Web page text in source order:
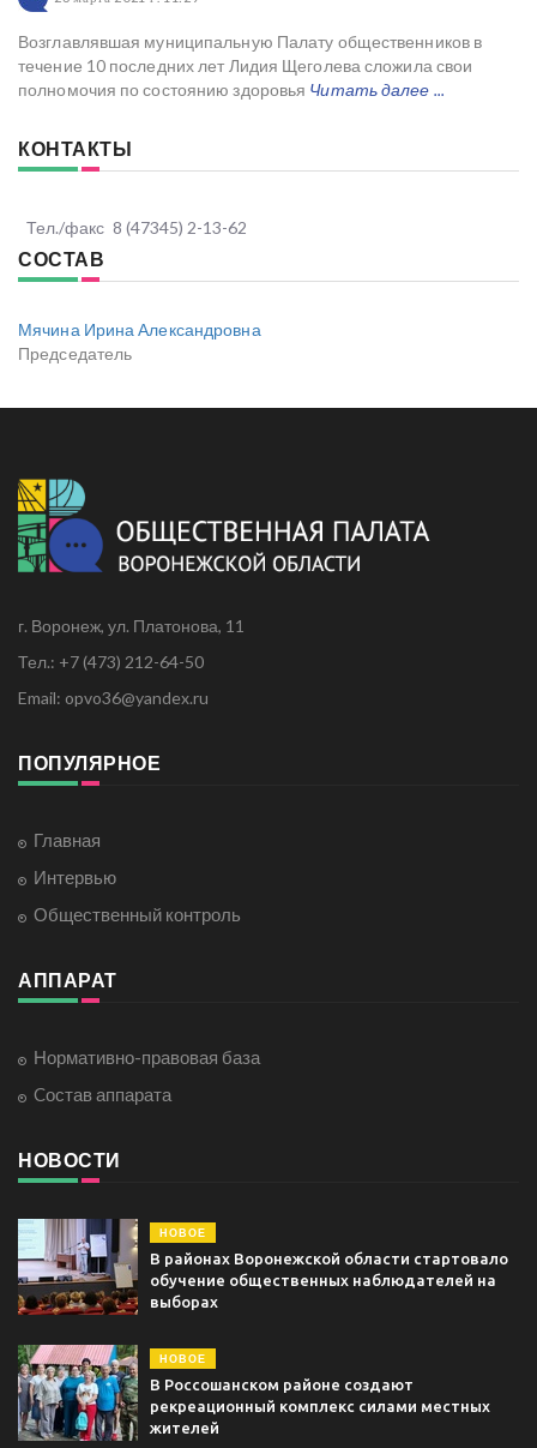
Возглавлявшая муниципальную Палату общественников в
течение 10 последних лет Лидия Щеголева сложила свои
полномочия по состоянию здоровья Читать далее ...
КОНТАКТЫ
Тел./факс 8 (47345) 2-13-62
СОСТАВ
Мячина Ирина Александровна
Председатель
г. Воронеж, ул. Платонова, 11
Тел.: +7 (473) 212-64-50
Email: opvo36@yandex.ru
ПОПУЛЯРНОЕ
Главная
Интервью
Общественный контроль
АППАРАТ
Нормативно-правовая база
Cостав аппарата
НОВОСТИ
НОВОЕ
В районах Воронежской области стартовало
обучение общественных наблюдателей на
выборах
НОВОЕ
В Россошанском районе создают
рекреационный комплекс силами местных
жителей